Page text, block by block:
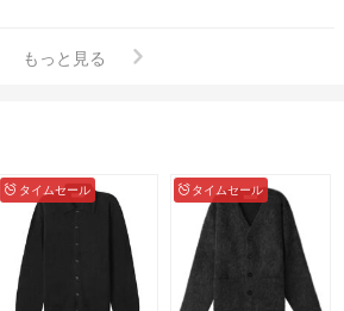
もっと見る
タイムセール タイムセール